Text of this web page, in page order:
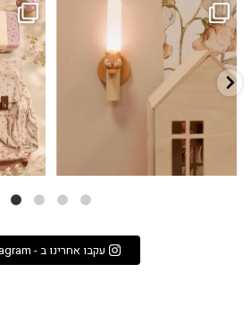
✨ חוזרים למסגרת בסטייל! ✨
גם פריט עיצובי לחדר, גם מנורת לילה
...
3 0
עקבו אחרינו ב - Instagram